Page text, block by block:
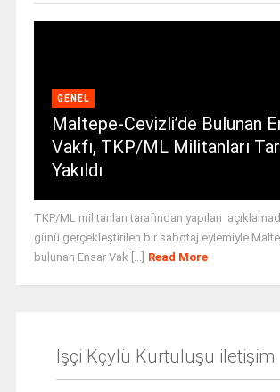
GENEL
Maltepe-Cevizli’de Bulunan
Vakfı, TKP/ML Militanları
Yakıldı
TKP/ML militanları tarafından yapılan
günü gerçekleştirilen bir sabotaj eylemiyle
bulunan Ensar Vak [...]
Read More
İşçi Kçylü Kurtuluşu iletişim